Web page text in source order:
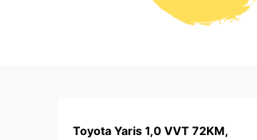
Toyota Yaris 1,0 VVT 72KM,